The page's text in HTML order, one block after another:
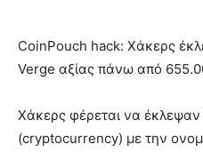
CoinPouch hack: Χάκερς
Verge αξίας πάνω από
Χάκερς φέρεται να
(cryptocurrency) με την